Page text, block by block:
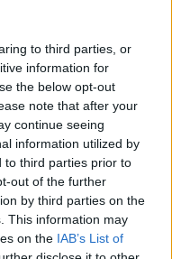
to third parties, or
information for
the below opt-out
note that after your
continue seeing
information utilized by
to third parties prior to
out of the further
by third parties on the
This information may
on the IAB’s List of
Rovers